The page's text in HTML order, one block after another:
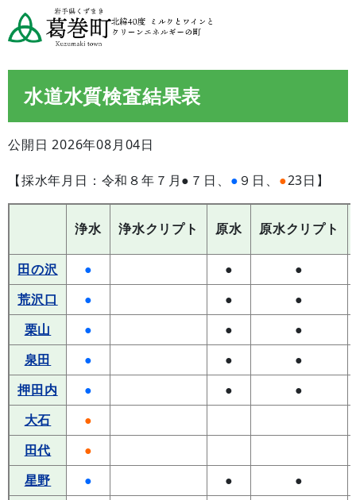
水道水質検査結果表
公開日 2026年08月04日
【採水年月日： 令和８年７月●７ 日、 ● ９ 日、 ●23日】
浄水 浄水クリプト 原水 原水クリプト
田の沢 ● ●
●
荒沢口
● ●
●
栗山
● ●
●
泉田
● ●
●
押田内
● ●
●
大石
●
田代
●
星野
● ●
●